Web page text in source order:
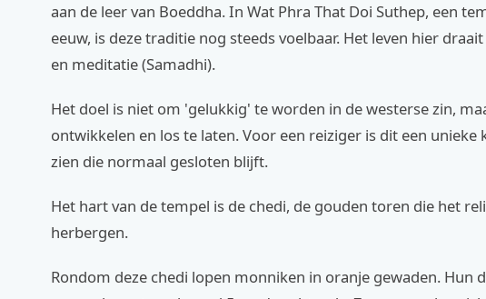
aan de leer van Boeddha. In Wat Phra That Doi Suthep, een
eeuw, is deze traditie nog steeds voelbaar. Het leven hier
en meditatie (Samadhi).
Het doel is niet om 'gelukkig' te worden in de westerse zin,
ontwikkelen en los te laten. Voor een reiziger is dit een unieke
zien die normaal gesloten blijft.
Het hart van de tempel is de chedi, de gouden toren die het
herbergen.
Rondom deze chedi lopen monniken in oranje gewaden. Hun